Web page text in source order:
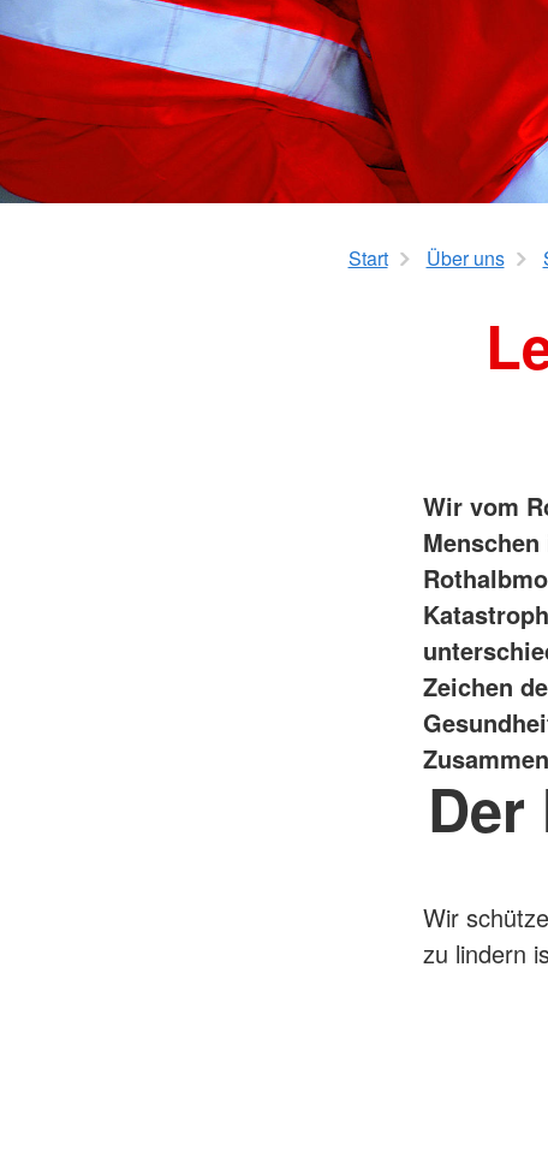
KiTa "Die Volltreffer"
KiTa "Biberburg"
KiTa "Sonnenschein"
Schwabhausen
KiTa Stadl
KiTa Thaining
KiTa "Spatzennest"
Start Über uns
Wir vom
Zeichen
Wir
zu lindern